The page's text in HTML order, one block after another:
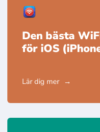
Den bästa
för iOS
Lär dig mer